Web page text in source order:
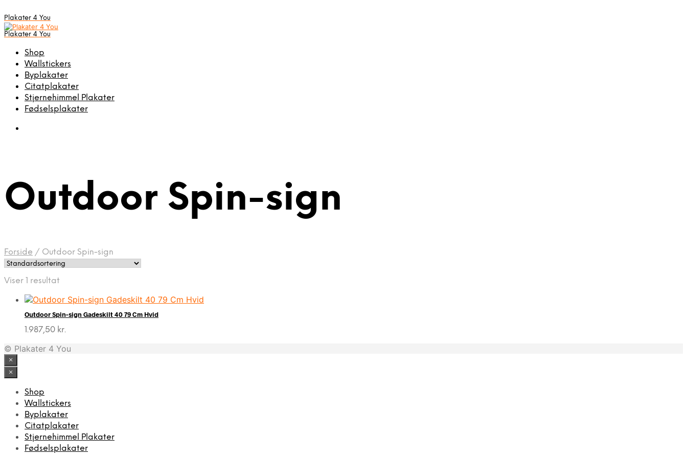
Plakater 4 You
Plakater 4 You
Shop
Wallstickers
Byplakater
Citatplakater
Stjernehimmel Plakater
Fødselsplakater
Outdoor Spin-sign
Forside / Outdoor Spin-sign
Viser 1 resultat
Outdoor Spin-sign Gadeskilt 40 79 Cm Hvid
1.987,50 kr.
© Plakater 4 You
×
×
Shop
Wallstickers
Byplakater
Citatplakater
Stjernehimmel Plakater
Fødselsplakater